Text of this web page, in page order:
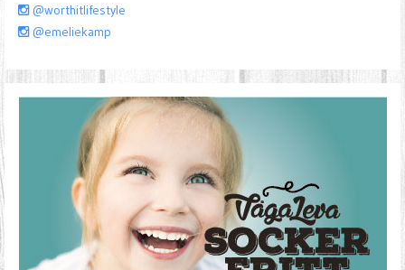
@worthitlifestyle
@emeliekamp